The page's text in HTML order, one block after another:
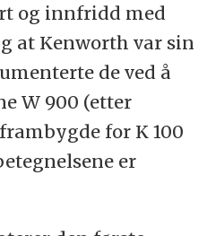
og innfridd med
at Kenworth var sin
de ved å
W 900 (etter
for K 100
er